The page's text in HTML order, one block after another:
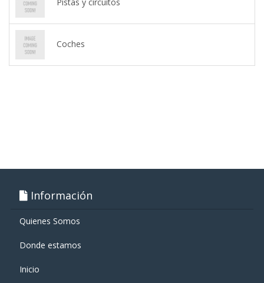
Coches
Información
Quienes Somos
Donde estamos
Inicio